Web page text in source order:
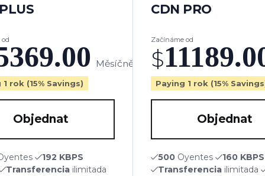
Měsíčně
rok (15% Savings)
Objednat
192 KBPS
Transferencia ilimitada
CDN PRO
Začínáme od
$
Paying 1 rok (15%
Objednat
500 Oyentes 160 KBPS
Transferencia ilimitada